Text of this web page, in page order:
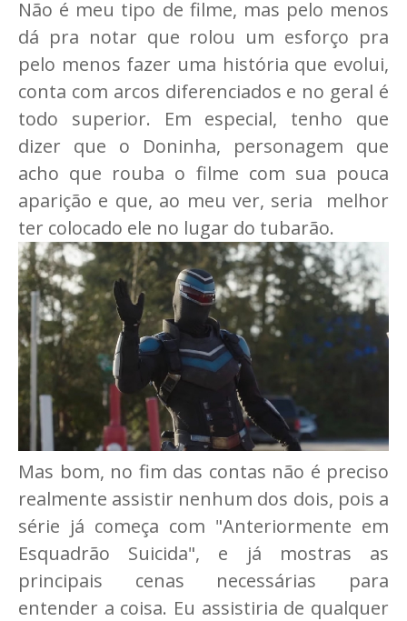
Não é meu tipo de filme, mas pelo menos
dá pra notar que rolou um esforço pra
pelo menos fazer uma história que evolui,
conta com arcos diferenciados e no geral é
todo superior. Em especial, tenho que
dizer que o Doninha, personagem que
acho que rouba o filme com sua pouca
aparição e que, ao meu ver, seria melhor
ter colocado ele no lugar do tubarão.
Mas bom, no fim das contas não é preciso
realmente assistir nenhum dos dois, pois a
série já começa com "Anteriormente em
Esquadrão Suicida", e já mostras as
principais cenas necessárias para
entender a coisa. Eu assistiria de qualquer